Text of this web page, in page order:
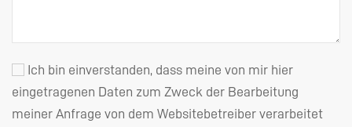
Ich bin einverstanden, dass meine von mir hier
eingetragenen Daten zum Zweck der Bearbeitung
meiner Anfrage von dem Websitebetreiber verarbeitet